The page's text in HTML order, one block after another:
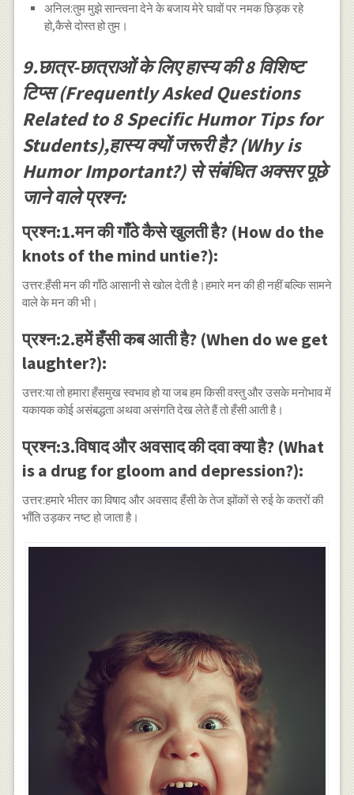
अनिल:तुम मुझे सान्त्वना देने के बजाय मेरे घावों पर नमक छिड़क रहे
हो,कैसे दोस्त हो तुम।
9.छात्र-छात्राओं के लिए हास्य की 8 विशिष्ट
टिप्स (Frequently Asked Questions
Related to 8 Specific Humor Tips for
Students),हास्य क्यों जरूरी है? (Why is
Humor Important?) से संबंधित अक्सर पूछे
जाने वाले प्रश्न:
प्रश्न:1.मन की गाँठे कैसे खुलती है? (How do the
knots of the mind untie?):
उत्तर:हँसी मन की गाँठे आसानी से खोल देती है।हमारे मन की ही नहीं बल्कि सामने
वाले के मन की भी।
प्रश्न:2.हमें हँसी कब आती है? (When do we get
laughter?):
उत्तर:या तो हमारा हँसमुख स्वभाव हो या जब हम किसी वस्तु और उसके मनोभाव में
यकायक कोई असंबद्धता अथवा असंगति देख लेते हैं तो हँसी आती है।
प्रश्न:3.विषाद और अवसाद की दवा क्या है? (What
is a drug for gloom and depression?):
उत्तर:हमारे भीतर का विषाद और अवसाद हँसी के तेज झोंकों से रुई के कतरों की
भाँति उड़कर नष्ट हो जाता है।